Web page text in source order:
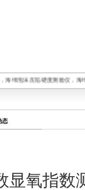
绵泡沫压陷硬度测验仪，
态
显氧指数